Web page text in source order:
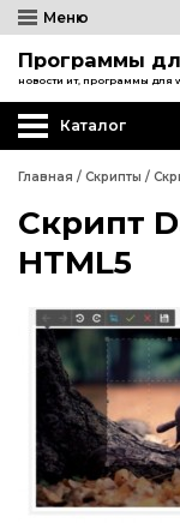
Меню
Программы
новости ит, программы для
Каталог
Wordpress
Joomla
phpBB форум
Другие CMS
Главная / Скрипты /
Скрипт
HTML5